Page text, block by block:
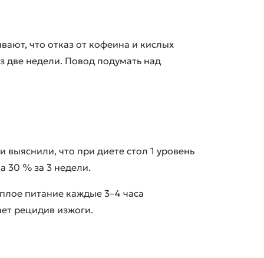
что отказ от кофеина и кислых
две недели. Повод подумать над
выяснили, что при диете стол 1 уровень
30 % за 3 недели.
питание каждые 3–4 часа
рецидив изжоги.